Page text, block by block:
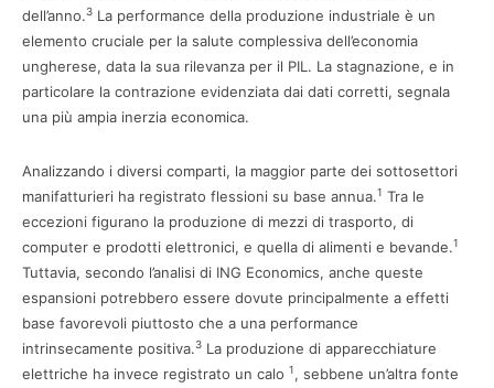
dell’anno.3 La performance della produzione industriale è un
elemento cruciale per la salute complessiva dell’economia
ungherese, data la sua rilevanza per il PIL. La stagnazione, e in
particolare la contrazione evidenziata dai dati corretti, segnala
una più ampia inerzia economica.
Analizzando i diversi comparti, la maggior parte dei sottosettori
manifatturieri ha registrato flessioni su base annua.1 Tra le
eccezioni figurano la produzione di mezzi di trasporto, di
computer e prodotti elettronici, e quella di alimenti e bevande.1
Tuttavia, secondo l’analisi di ING Economics, anche queste
espansioni potrebbero essere dovute principalmente a effetti
base favorevoli piuttosto che a una performance
intrinsecamente positiva.3 La produzione di apparecchiature
elettriche ha invece registrato un calo 1, sebbene un’altra fonte